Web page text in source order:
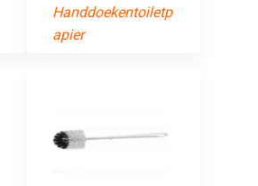
Handdoekentoiletp
apier